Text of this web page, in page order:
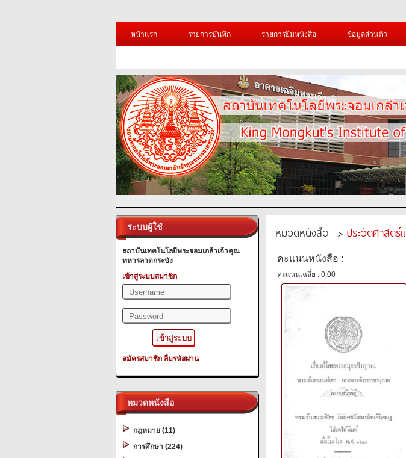
หน้าแรก
รายการบันทึก รายการยืมหนังสือ ข้อมูลส่วนตัว
ระบบผู้ใช้
สถาบันเทคโนโลยีพระจอมเกล้าเจ้าคุณ
ทหารลาดกระบัง
เข้าสู่ระบบสมาชิก
สมัครสมาชิก ลืมรหัสผ่าน
หมวดหนังสือ
กฎหมาย (11)
การศึกษา (224)
หมวดหนังสือ -> ประวัติศาสตร์
คะแนนหนังสือ :
คะแนนเฉลี่ย : 0.00